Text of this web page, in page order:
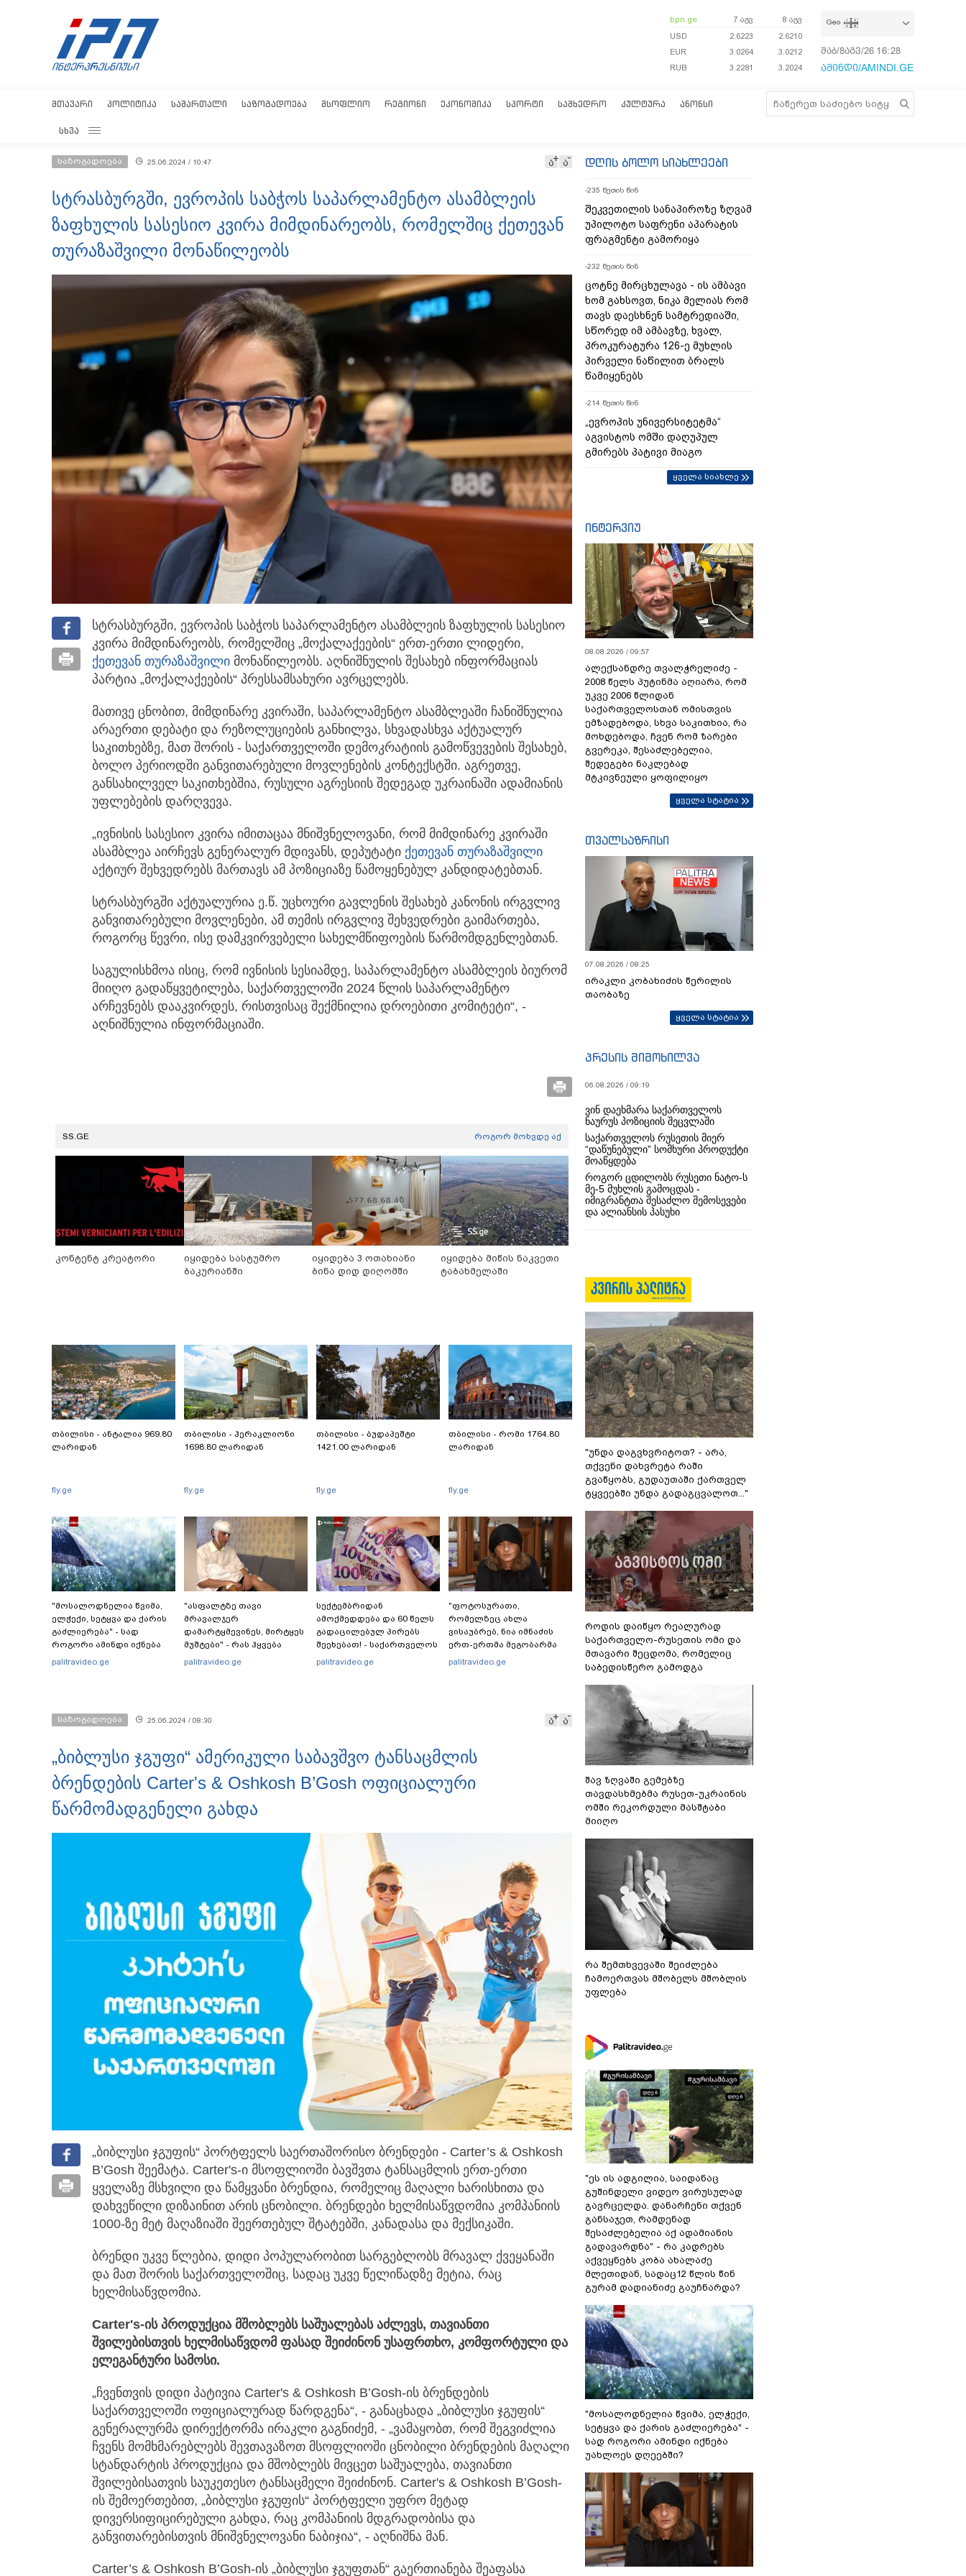
bpn.ge 7 აგვ
8 აგვ
USD
2.6223
2.6210
EUR
3.0264
3.0212
RUB
3.2281 3.2024
Geo
შაბ/8აგვ/26 16:28:45
ამინდი/AMINDI.GE
ᲛᲗᲐᲕᲐᲠᲘ ᲞᲝᲚᲘᲢᲘᲙᲐ ᲡᲐᲛᲐᲠᲗᲐᲚᲘ ᲡᲐᲖᲝᲒᲐᲓᲝᲔᲑᲐ ᲛᲡᲝᲤᲚᲘᲝ ᲠᲔᲒᲘᲝᲜᲘ ᲔᲙᲝᲜᲝᲛᲘᲙᲐ ᲡᲞᲝᲠᲢᲘ ᲡᲐᲛᲮᲔᲓᲠᲝ ᲙᲣᲚᲢᲣᲠᲐ ᲐᲜᲝᲜᲡᲘ
ᲡᲮᲕᲐ
საზოგადოება 25.06.2024 / 10:47 ა ა
სტრასბურგში, ევროპის საბჭოს საპარლამენტო ასამბლეის
ზაფხულის სასესიო კვირა მიმდინარეობს, რომელშიც ქეთევან
თურაზაშვილი მონაწილეობს
სტრასბურგში, ევროპის საბჭოს საპარლამენტო ასამბლეის ზაფხულის სასესიო
კვირა მიმდინარეობს, რომელშიც „მოქალაქეების“ ერთ-ერთი ლიდერი,
ქეთევან თურაზაშვილი მონაწილეობს. აღნიშნულის შესახებ ინფორმაციას
პარტია „მოქალაქეების“ პრესსამსახური ავრცელებს.
მათივე ცნობით, მიმდინარე კვირაში, საპარლამენტო ასამბლეაში ჩანიშნულია
არაერთი დებატი და რეზოლუციების განხილვა, სხვადასხვა აქტუალურ
საკითხებზე, მათ შორის - საქართველოში დემოკრატიის გამოწვევების შესახებ,
ბოლო პერიოდში განვითარებული მოვლენების კონტექსტში. აგრეთვე,
განსახილველ საკითხებშია, რუსული აგრესიის შედეგად უკრაინაში ადამიანის
უფლებების დარღვევა.
„ივნისის სასესიო კვირა იმითაცაა მნიშვნელოვანი, რომ მიმდინარე კვირაში
ასამბლეა აირჩევს გენერალურ მდივანს, დეპუტატი ქეთევან თურაზაშვილი
აქტიურ შეხვედრებს მართავს ამ პოზიციაზე წამოყენებულ კანდიდატებთან.
სტრასბურგში აქტუალურია ე.წ. უცხოური გავლენის შესახებ კანონის ირგვლივ
განვითარებული მოვლენები, ამ თემის ირგვლივ შეხვედრები გაიმართება,
როგორც წევრი, ისე დამკვირვებელი სახელმწიფოების წარმომდგენლებთან.
საგულისხმოა ისიც, რომ ივნისის სესიამდე, საპარლამენტო ასამბლეის ბიურომ
მიიღო გადაწყვეტილება, საქართველოში 2024 წლის საპარლამენტო
არჩევნებს დააკვირდეს, რისთვისაც შექმნილია დროებითი კომიტეტი“, -
აღნიშნულია ინფორმაციაში.
SS.GE როგორ მოხვდე აქ
კონტენტ კრეატორი
იყიდება სასტუმრო
ბაკურიანში
იყიდება 3 ოთახიანი
ბინა დიდ დიღომში
იყიდება მიწის ნაკვეთი
ტაბახმელაში
თბილისი - ანტალია 969.80
ლარიდან
fly.ge
თბილისი - ჰერაკლიონი
1698.80 ლარიდან
fly.ge
თბილისი - ბუდაპეშტი
1421.00 ლარიდან
fly.ge
თბილისი - რომი 1764.80
ლარიდან
fly.ge
"მოსალოდნელია წვიმა,
ელჭექი, სეტყვა და ქარის
გაძლიერება" - სად
როგორი ამინდი იქნება
უახლოეს დღეებში?
palitravideo.ge
"ასფალტზე თავი
მრავალჯერ
დამარტყმევინეს, მირტყეს
მუშტები" - რას ჰყვება
დავით დვალიშვილი,
palitravideo.ge
სექტემბრიდან
ამოქმედდება და 60 წელს
გადაცილებულ პირებს
შეეხებათ! - საქართველოს
ეროვნული ბანკი
palitravideo.ge
"ფოტოსურათი,
რომელზეც ახლა
ვისაუბრებ, ნია იმნაძის
ერთ-ერთმა მეგობარმა
გამომიგზავნა..." - ეკა
palitravideo.ge
საზოგადოება 25.06.2024 / 08:30 ა ა
„ბიბლუსი ჯგუფი“ ამერიკული საბავშვო ტანსაცმლის
ბრენდების Carter's & Oshkosh B’Gosh ოფიციალური
წარმომადგენელი გახდა
„ბიბლუსი ჯგუფის“ პორტფელს საერთაშორისო ბრენდები - Carter’s & Oshkosh
B’Gosh შეემატა. Carter's-ი მსოფლიოში ბავშვთა ტანსაცმლის ერთ-ერთი
ყველაზე მსხვილი და წამყვანი ბრენდია, რომელიც მაღალი ხარისხითა და
დახვეწილი დიზაინით არის ცნობილი. ბრენდები ხელმისაწვდომია კომპანიის
1000-ზე მეტ მაღაზიაში შეერთებულ შტატებში, კანადასა და მექსიკაში.
ბრენდი უკვე წლებია, დიდი პოპულარობით სარგებლობს მრავალ ქვეყანაში
და მათ შორის საქართველოშიც, სადაც უკვე წელიწადზე მეტია, რაც
ხელმისაწვდომია.
Carter's-ის პროდუქცია მშობლებს საშუალებას აძლევს, თავიანთი
შვილებისთვისხელმისაწვდომ ფასად შეიძინონ უსაფრთხო, კომფორტულიდა
ელეგანტური სამოსი.
„ჩვენთვის დიდი პატივია Carter's & Oshkosh B’Gosh-ის ბრენდების
საქართველოში ოფიციალურად წარდგენა“, - განაცხადა „ბიბლუსი ჯგუფის“
გენერალურმა დირექტორმა ირაკლი გაგნიძემ, - „ვამაყობთ, რომ შეგვიძლია
ჩვენს მომხმარებლებს შევთავაზოთ მსოფლიოში ცნობილი ბრენდების მაღალი
სტანდარტის პროდუქცია და მშობლებს მივცეთ საშუალება, თავიანთი
შვილებისათვის საუკეთესო ტანსაცმელი შეიძინონ. Carter's & Oshkosh B’Gosh-
ის შემოერთებით, „ბიბლუსი ჯგუფის“ პორტფელი უფრო მეტად
დივერსიფიცირებული გახდა, რაც კომპანიის მდგრადობისა და
განვითარებისთვის მნიშვნელოვანი ნაბიჯია“, - აღნიშნა მან.
Carter’s & Oshkosh B’Gosh-ის „ბიბლუსი ჯგუფთან“ გაერთიანება შეაფასა
დღის ბოლო სიახლეები
-235 წუთის წინ
შეკვეთილის სანაპიროზე ზღვამ
უპილოტო საფრენი აპარატის
ფრაგმენტი გამორიყა
-232 წუთის წინ
ცოტნე მირცხულავა - ის ამბავი
ხომ გახსოვთ, ნიკა მელიას რომ
თავს დაესხნენ სამტრედიაში,
სწორედ იმ ამბავზე, ხვალ,
პროკურატურა 126-ე მუხლის
პირველი ნაწილით ბრალს
წამიყენებს
-214 წუთის წინ
„ევროპის უნივერსიტეტმა“
აგვისტოს ომში დაღუპულ
გმირებს პატივი მიაგო
ყველა სიახლე
ინტერვიუ
08.08.2026 / 09:57
ალექსანდრე თვალჭრელიძე -
2008 წელს პუტინმა აღიარა, რომ
უკვე 2006 წლიდან
საქართველოსთან ომისთვის
ემზადებოდა, სხვა საკითხია, რა
მოხდებოდა, ჩვენ რომ ზარები
გვერეკა, შესაძლებელია,
შედეგები ნაკლებად
მტკივნეული ყოფილიყო
ყველა სტატია
თვალსაზრისი
07.08.2026 / 08:25
ირაკლი კობახიძის წერილის
თაობაზე
ყველა სტატია
პრესის მიმოხილვა
06.08.2026 / 09:19
ვინ დაეხმარა საქართველოს
ნაურუს პოზიციის შეცვლაში
საქართველოს რუსეთის მიერ
“დაწუნებული” სომხური პროდუქტი
მოაწყდება
როგორ ცდილობს რუსეთი ნატო-ს
მე-5 მუხლის გამოცდას -
იმიგრანტთა შესაძლო შემოსევები
და ალიანსის პასუხი
"უნდა დაგვხვრიტოთ? - არა,
თქვენი დახვრეტა რაში
გვაწყობს, გუდაუთაში ქართველ
ტყვეებში უნდა გადაგცვალოთ..."
როდის დაიწყო რეალურად
საქართველო-რუსეთის ომი და
მთავარი შეცდომა, რომელიც
საბედისწერო გამოდგა
შავ ზღვაში გემებზე
თავდასხმებმა რუსეთ-უკრაინის
ომში რეკორდული მასშტაბი
მიიღო
რა შემთხვევაში შეიძლება
ჩამოერთვას მშობელს მშობლის
უფლება
"ეს ის ადგილია, საიდანაც
გუშინდელი ვიდეო ვირუსულად
გავრცელდა. დანარჩენი თქვენ
განსაჯეთ, რამდენად
შესაძლებელია აქ ადამიანის
გადავარდნა" - რა კადრებს
აქვეყნებს კობა ახალაძე
მლეთიდან, სადაც12 წლის წინ
გურამ დადიანიძე გაუჩნარდა?
"მოსალოდნელია წვიმა, ელჭექი,
სეტყვა და ქარის გაძლიერება" -
სად როგორი ამინდი იქნება
უახლოეს დღეებში?